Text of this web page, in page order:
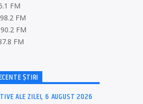
FM
FM
FM
FM
ȘTIRI
ALE ZILEI, 6 AUGUST 2026